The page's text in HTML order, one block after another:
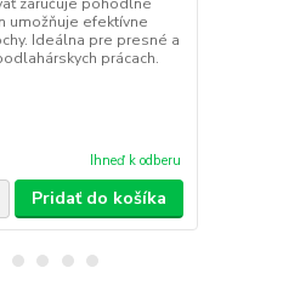
umožňuje efektívne
Ideálna pre presné a
prácach.
Ihneď k odberu
Pridať do košíka